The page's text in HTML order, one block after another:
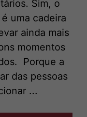
Sim, o
uma cadeira
ainda mais
momentos
Porque a
das pessoas
...